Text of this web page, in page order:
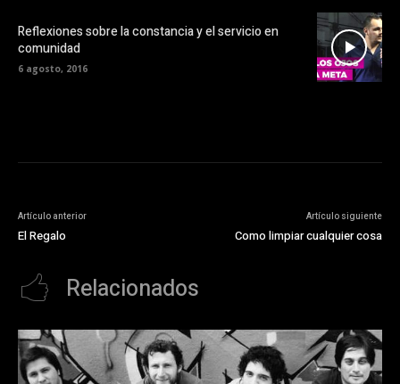
Reflexiones sobre la constancia y el servicio en
comunidad
6 agosto, 2016
Artículo anterior
El Regalo
Artículo siguiente
Como limpiar cualquier cosa
Relacionados